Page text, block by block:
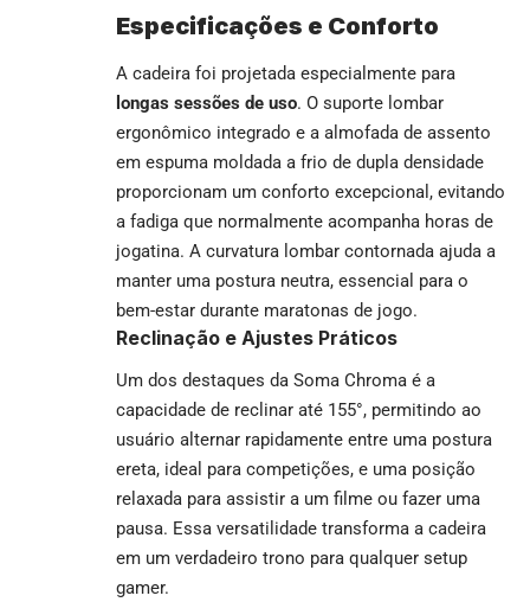
Especificações e Conforto
A cadeira foi projetada especialmente para
longas sessões de uso. O suporte lombar
ergonômico integrado e a almofada de assento
em espuma moldada a frio de dupla densidade
proporcionam um conforto excepcional, evitando
a fadiga que normalmente acompanha horas de
jogatina. A curvatura lombar contornada ajuda a
manter uma postura neutra, essencial para o
bem-estar durante maratonas de jogo.
Reclinação e Ajustes Práticos
Um dos destaques da Soma Chroma é a
capacidade de reclinar até 155°, permitindo ao
usuário alternar rapidamente entre uma postura
ereta, ideal para competições, e uma posição
relaxada para assistir a um filme ou fazer uma
pausa. Essa versatilidade transforma a cadeira
em um verdadeiro trono para qualquer setup
gamer.